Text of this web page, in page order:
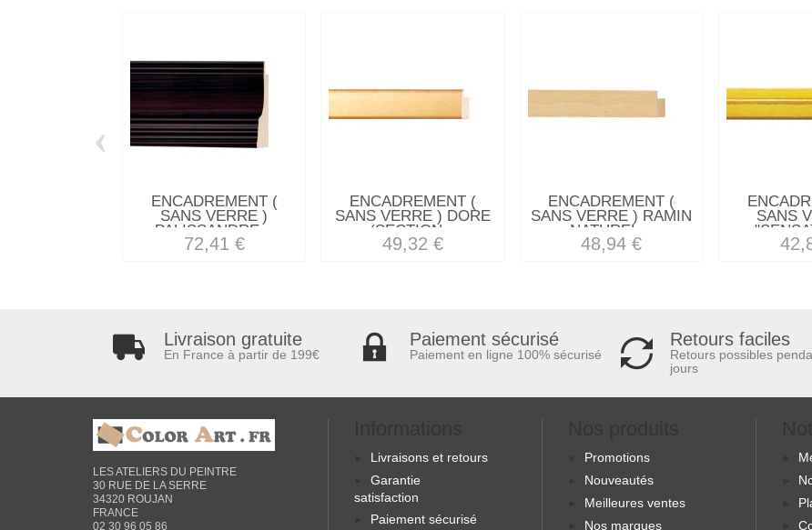
ENCADREMENT (
SANS VERRE )
PALISSANDRE...
72,41 €
ENCADREMENT (
SANS VERRE ) DORE
(SECTION...
49,32 €
ENCADREMENT (
SANS VERRE ) RAMIN
NATUREL...
48,94 €
SANS
‹
Livraison gratuite
En France à partir de 199€
Paiement sécurisé
Paiement en ligne 100% sécurisé
Retours faciles
Retours possibles
jours
LES ATELIERS DU PEINTRE
30 RUE DE LA SERRE
34320 ROUJAN
FRANCE
02 30 96 05 86
Livraisons et retours
Garantie
satisfaction
Paiement sécurisé
Promotions
Nouveautés
Meilleures ventes
Nos marques